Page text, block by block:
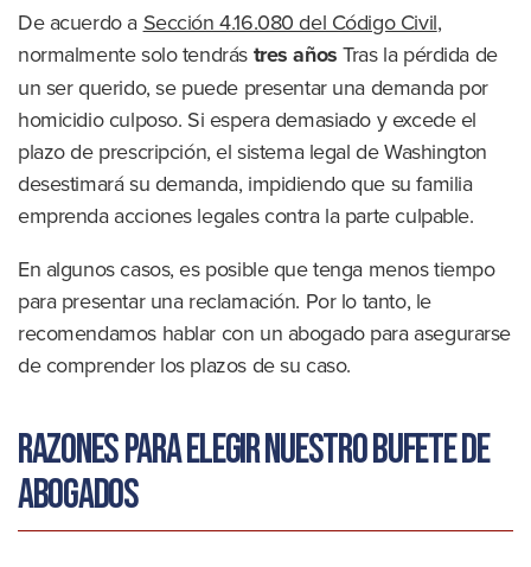
De acuerdo a Sección 4.16.080 del Código Civil,
normalmente solo tendrás tres añosTras la pérdida de
un ser querido, se puede presentar una demanda por
homicidio culposo. Si espera demasiado y excede el
plazo de prescripción, el sistema legal de Washington
desestimará su demanda, impidiendo que su familia
emprenda acciones legales contra la parte culpable.
En algunos casos, es posible que tenga menos tiempo
para presentar una reclamación. Por lo tanto, le
recomendamos hablar con un abogado para asegurarse
de comprender los plazos de su caso.
Razones para elegir nuestro bufete de
abogados